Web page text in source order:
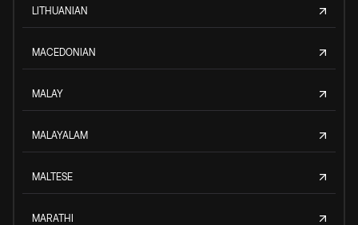
LITHUANIAN
MACEDONIAN
MALAY
MALAYALAM
MALTESE
MARATHI